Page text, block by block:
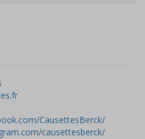
CausettesBerck/
causettesberck/